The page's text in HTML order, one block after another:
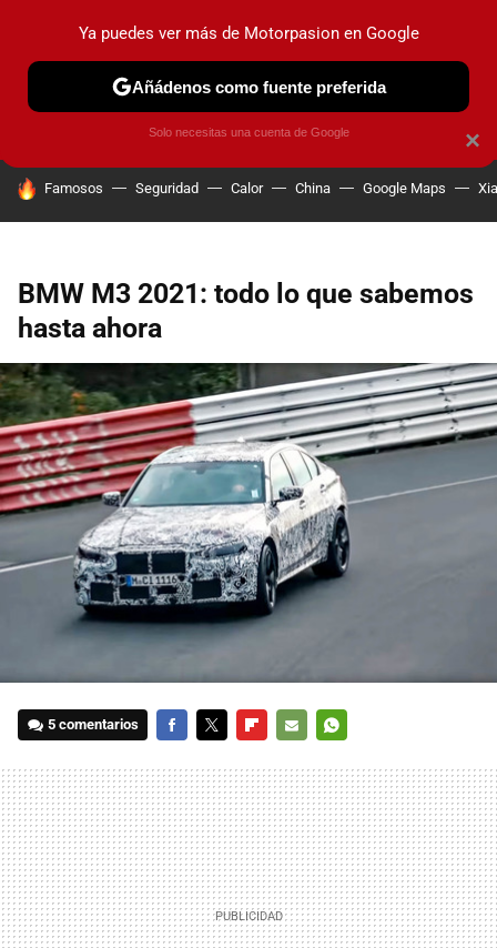
PRUEBAS COCHES ELÉCTRICOS OBSERVATORIO
HOY SE HABLA DE
Famosos Seguridad Calor China Google Maps
BMW M3 2021: todo lo que sabemos
hasta ahora
5 comentarios
MAIL
×
Ya puedes ver más de Motorpasion en Google
Añádenos como fuente preferida
Solo necesitas una cuenta de Google